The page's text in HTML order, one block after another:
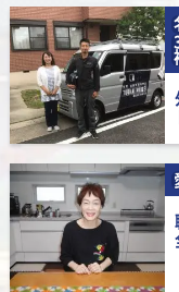
社長さんが対
気さくで親切
た！
工事も職人さ
ただけて、こ
家族全員仕上
本当にありが
【担当者から